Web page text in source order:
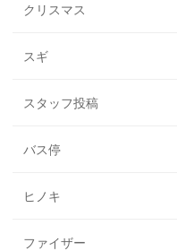
クリスマス
スギ
スタッフ投稿
バス停
ヒノキ
ファイザー